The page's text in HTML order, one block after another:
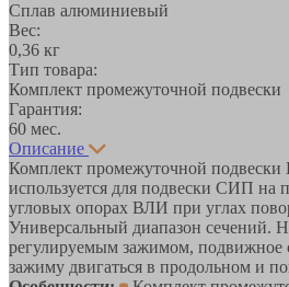
Сплав алюминиевый
Вес:
0,36 кг
Тип товара:
Комплект промежуточной подвески
Гарантия:
60 мес.
Описание
Комплект промежуточной подвески
используется для подвески СИП на
угловых опорах ВЛИ при углах
Универсальный диапазон сечений.
регулируемым зажимом, подвижное
зажиму двигаться в продольном и